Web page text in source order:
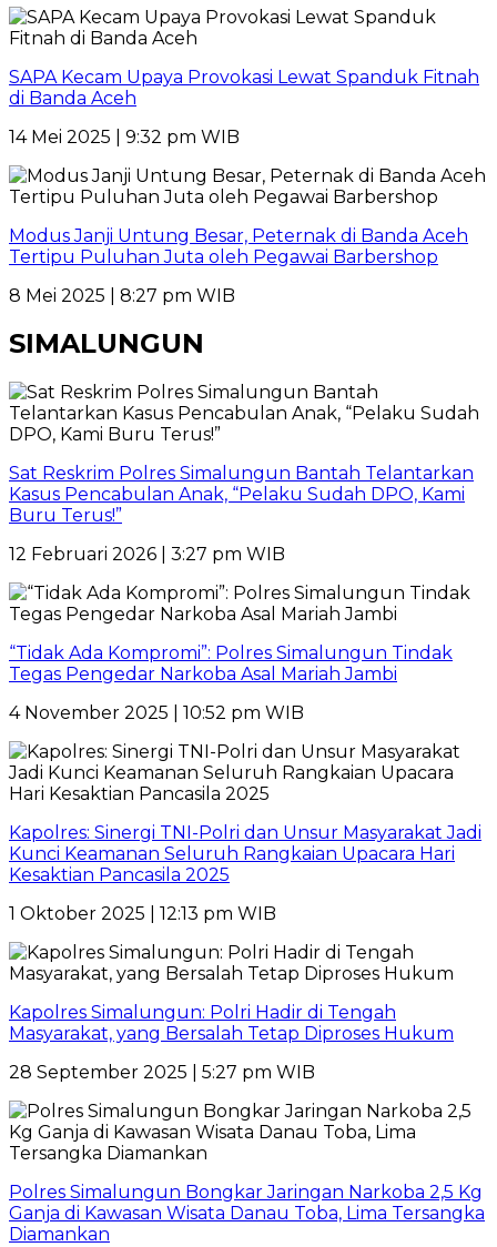
SAPA Kecam Upaya Provokasi Lewat Spanduk Fitnah
di Banda Aceh
14 Mei 2025 | 9:32 pm WIB
Modus Janji Untung Besar, Peternak di Banda Aceh
Tertipu Puluhan Juta oleh Pegawai Barbershop
8 Mei 2025 | 8:27 pm WIB
SIMALUNGUN
Sat Reskrim Polres Simalungun Bantah Telantarkan
Kasus Pencabulan Anak, “Pelaku Sudah DPO, Kami
Buru Terus!”
12 Februari 2026 | 3:27 pm WIB
“Tidak Ada Kompromi”: Polres Simalungun Tindak
Tegas Pengedar Narkoba Asal Mariah Jambi
4 November 2025 | 10:52 pm WIB
Kapolres: Sinergi TNI-Polri dan Unsur Masyarakat Jadi
Kunci Keamanan Seluruh Rangkaian Upacara Hari
Kesaktian Pancasila 2025
1 Oktober 2025 | 12:13 pm WIB
Kapolres Simalungun: Polri Hadir di Tengah
Masyarakat, yang Bersalah Tetap Diproses Hukum
28 September 2025 | 5:27 pm WIB
Polres Simalungun Bongkar Jaringan Narkoba 2,5 Kg
Ganja di Kawasan Wisata Danau Toba, Lima Tersangka
Diamankan